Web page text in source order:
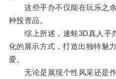
这些手办不仅能在玩乐之余
种投资品。
综上所述，速蛙3D真人手
化的展示方式，打造出独特魅
爱。
无论是展现个性风采还是作